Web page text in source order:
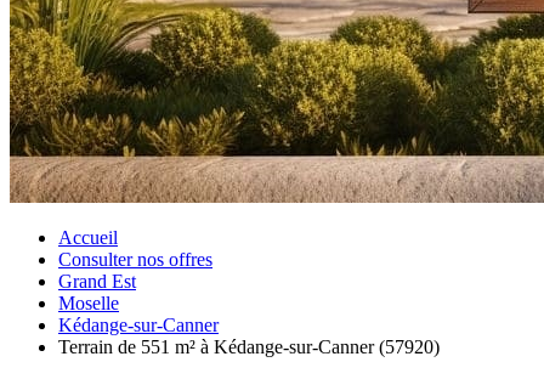
Accueil
Consulter nos offres
Grand Est
Moselle
Kédange-sur-Canner
Terrain de 551 m² à Kédange-sur-Canner (57920)